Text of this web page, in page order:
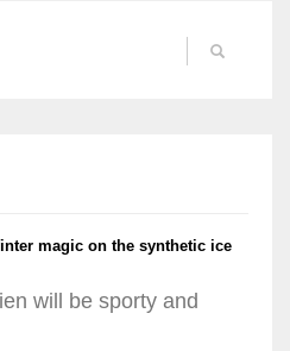
magic on the synthetic ice
will be sporty and